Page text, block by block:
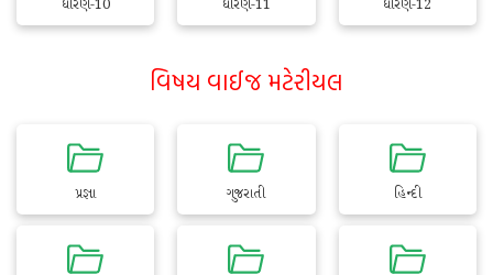
ધોરણ-10 ધોરણ-11 ધોરણ-12
વિષય વાઈજ મટેરીયલ
પ્રજ્ઞા ગુજરાતી હિન્દી